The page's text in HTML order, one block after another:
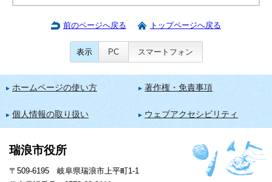
前のページへ戻る トップページへ戻る
表示 PC スマートフォン
ホームページの使い方 著作権・免責事項
個人情報の取り扱い ウェブアクセシビリティ
瑞浪市役所
〒509-6195 岐阜県瑞浪市上平町1-1